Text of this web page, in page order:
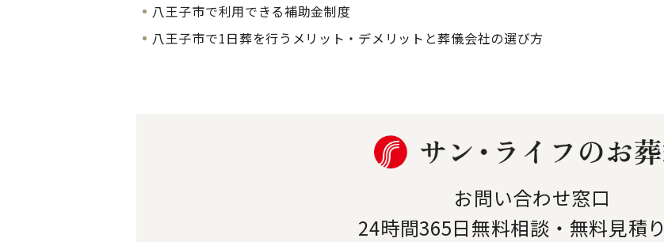
八王子市で利用できる補助金制度
八王子市で1日葬を行うメリット・デメリットと葬儀会社の選び方
お問い合わせ窓口
24時間365日無料相談・無料見積